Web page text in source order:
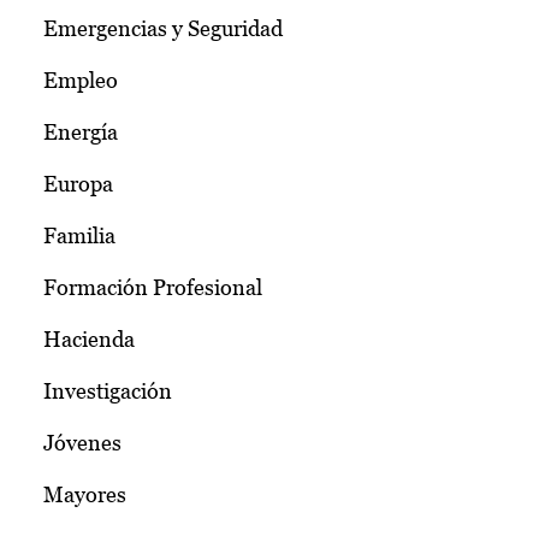
Emergencias y Seguridad
Empleo
Energía
Europa
Familia
Formación Profesional
Hacienda
Investigación
Jóvenes
Mayores